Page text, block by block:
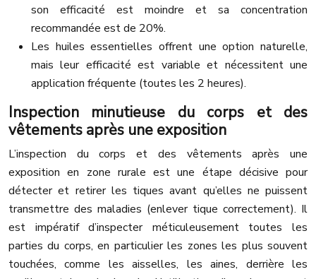
son efficacité est moindre et sa concentration
recommandée est de 20%.
Les huiles essentielles offrent une option naturelle,
mais leur efficacité est variable et nécessitent une
application fréquente (toutes les 2 heures).
Inspection minutieuse du corps et des
vêtements après une exposition
L’inspection du corps et des vêtements après une
exposition en zone rurale est une étape décisive pour
détecter et retirer les tiques avant qu’elles ne puissent
transmettre des maladies (enlever tique correctement). Il
est impératif d’inspecter méticuleusement toutes les
parties du corps, en particulier les zones les plus souvent
touchées, comme les aisselles, les aines, derrière les